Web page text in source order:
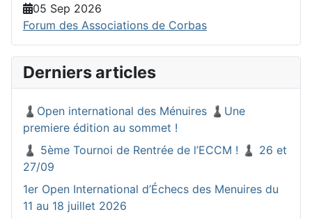
05 Sep 2026
Forum des Associations de Corbas
Derniers articles
♟️Open international des Ménuires ♟️Une
premiere édition au sommet !
♟️ 5ème Tournoi de Rentrée de l’ECCM ! ♟️ 26 et
27/09
1er Open International d’Échecs des Menuires du
11 au 18 juillet 2026